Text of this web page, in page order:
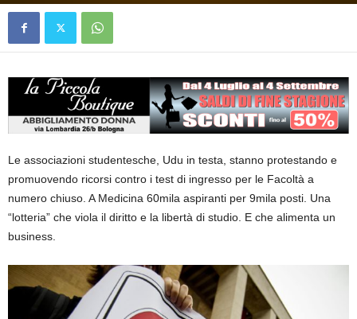
Le associazioni studentesche, Udu in testa, stanno protestando e
promuovendo ricorsi contro i test di ingresso per le Facoltà a
numero chiuso. A Medicina 60mila aspiranti per 9mila posti. Una
“lotteria” che viola il diritto e la libertà di studio. E che alimenta un
business.